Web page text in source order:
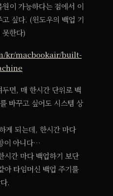
이 가능하다는 점에서 이
싶다. (윈도우의 백업 기
못한다)
kr/macbookair/built-
면, 매 한시간 단위로 백
바꾸고 싶어도 시스템 상
게 되는데, 한시간 마다
이 아니다…
시간 마다 백업하기 보단
아 타임머신 백업 주기를
.